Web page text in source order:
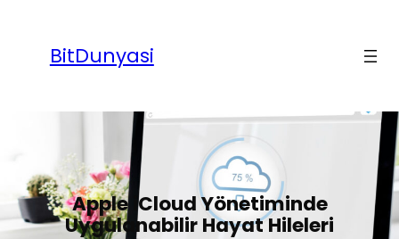
BitDunyasi
Apple iCloud Yönetiminde
Uygulanabilir Hayat Hileleri